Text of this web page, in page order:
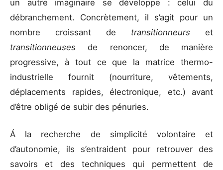
un autre imaginaire se développe : celui du
débranchement. Concrètement, il s’agit pour un
nombre croissant de transitionneurs et
transitionneusesde renoncer, de manière
progressive, à tout ce que la matrice thermo-
industrielle fournit (nourriture, vêtements,
déplacements rapides, électronique, etc.) avant
d’être obligé de subir des pénuries.
Á la recherche de simplicité volontaire et
d’autonomie, ils s’entraident pour retrouver des
savoirs et des techniques qui permettent de